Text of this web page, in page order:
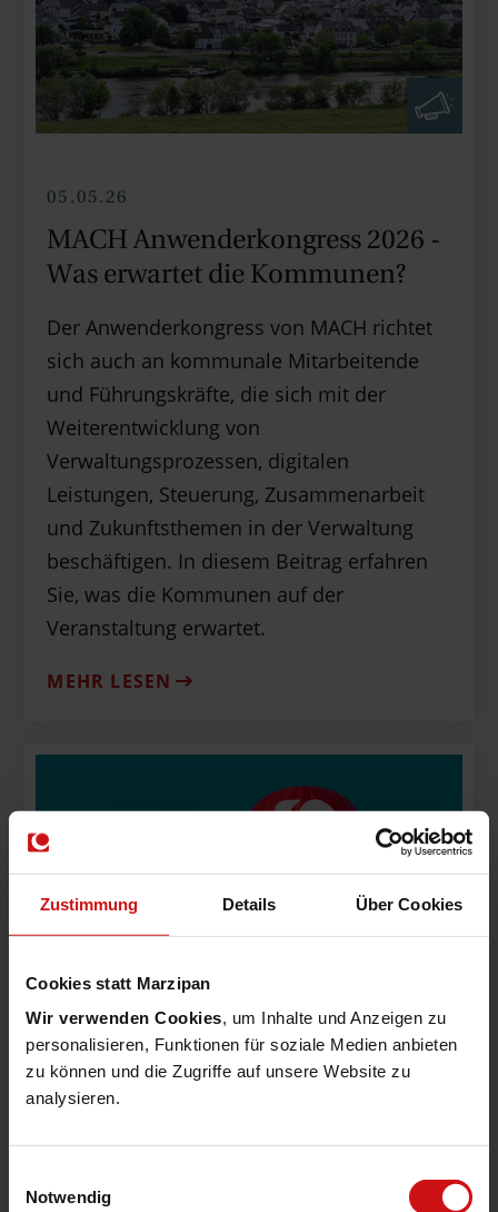
Zustimmung Details Über Cookies
Cookies statt Marzipan
Wir verwenden Cookies, um Inhalte und Anzeigen zu
personalisieren, Funktionen für soziale Medien anbieten
zu können und die Zugriffe auf unsere Website zu
analysieren.
Notwendig
05.05.26
MACH Anwenderkongress 2026 -
Was erwartet die Kommunen?
Der Anwenderkongress von MACH richtet
sich auch an kommunale Mitarbeitende
und Führungskräfte, die sich mit der
Weiterentwicklung von
Verwaltungsprozessen, digitalen
Leistungen, Steuerung, Zusammenarbeit
und Zukunftsthemen in der Verwaltung
beschäftigen. In diesem Beitrag erfahren
Sie, was die Kommunen auf der
Veranstaltung erwartet.
MEHR LESEN
#DIGITALE SOUVERÄNITÄT
#MACH GRUPPE
28.04.26
MACH GmbH übernimmt SMS